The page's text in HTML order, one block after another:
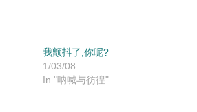
我颤抖了,你呢?
1/03/08
In "呐喊与彷徨"